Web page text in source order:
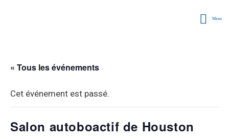
Menu
« Tous les événements
Cet événement est passé.
Salon autoboactif de Houston